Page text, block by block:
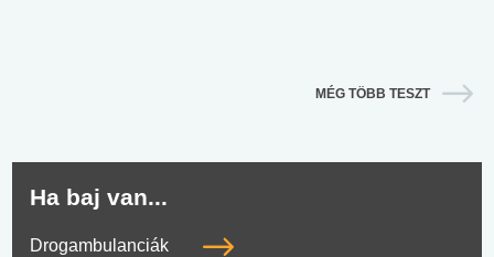
MÉG TÖBB TESZT
Ha baj van...
Drogambulanciák